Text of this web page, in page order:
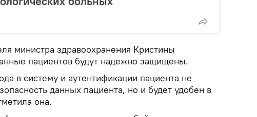
министра здравоохранения Кристины
пациентов будут надежно защищены.
в систему и аутентификации пациента не
данных пациента, но и будет удобен в
она.